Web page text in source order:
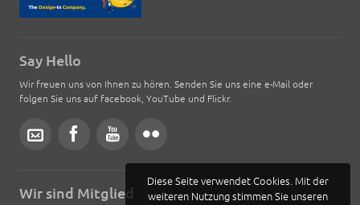
Say Hello
Wir freuen uns von Ihnen zu hören. Senden Sie uns eine e-Mail oder
folgen Sie uns auf facebook, YouTube und Flickr.
Wir sind Mitglied
Diese Seite verwendet Cookies. Mit der
weiteren Nutzung stimmen Sie unseren